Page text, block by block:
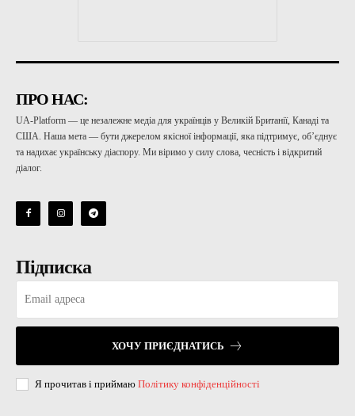
ПРО НАС:
UA-Platform — це незалежне медіа для українців у Великій Британії, Канаді та
США. Наша мета — бути джерелом якісної інформації, яка підтримує, об’єднує
та надихає українську діаспору. Ми віримо у силу слова, чесність і відкритий
діалог.
Підписка
ХОЧУ ПРИЄДНАТИСЬ
Я прочитав і приймаю Політику конфіденційності